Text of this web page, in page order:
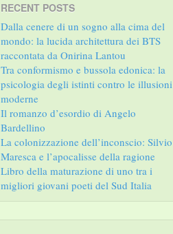
RECENT POSTS
Dalla cenere di un sogno alla cima del
mondo: la lucida architettura dei BTS
raccontata da Onirina Lantou
Tra conformismo e bussola edonica: la
psicologia degli istinti contro le illusioni
moderne
Il romanzo d’esordio di Angelo
Bardellino
La colonizzazione dell’inconscio: Silvio
Maresca e l’apocalisse della ragione
Libro della maturazione di uno tra i
migliori giovani poeti del Sud Italia